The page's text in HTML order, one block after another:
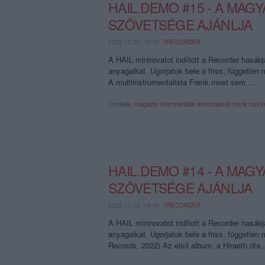
HAIL.DEMO #15 - A
SZÖVETSÉGE AJÁNLJA
2022.12.20. 16:30, TRECORDER
A HAIL minirovatot indított a Recorder
anyagaikat. Ugorjatok bele a friss, független
A multiinstrumentalista Frenk most sem ...
Címkék: magazin intermediate lemezajánlófrenk hail
HAIL.DEMO #14 - A
SZÖVETSÉGE AJÁNLJA
2022.11.15. 19:50, TRECORDER
A HAIL minirovatot indított a Recorder
anyagaikat. Ugorjatok bele a friss, független
Records, 2022) Az első album, a Hiraeth óta